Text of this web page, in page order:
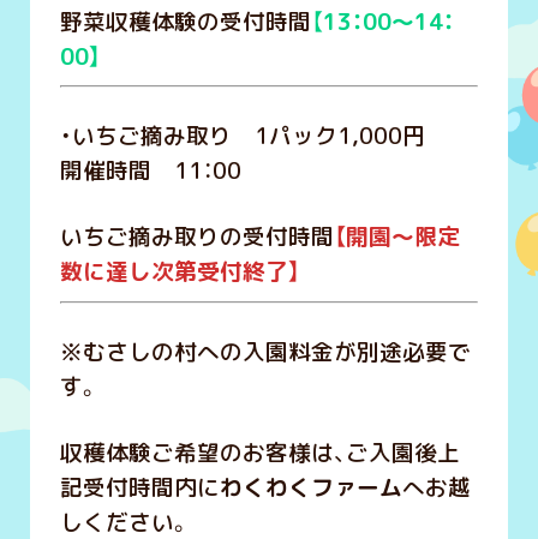
野菜収穫体験の受付時間【13：00～14：
00】
・いちご摘み取り 1パック1,000円
開催時間 11：00
いちご摘み取りの受付時間 【開園～限定
数に達し次第受付終了】
※むさしの村への入園料金が別途必要で
す。
収穫体験ご希望のお客様は、ご入園後上
記受付時間内にわくわくファームへお越
しください。